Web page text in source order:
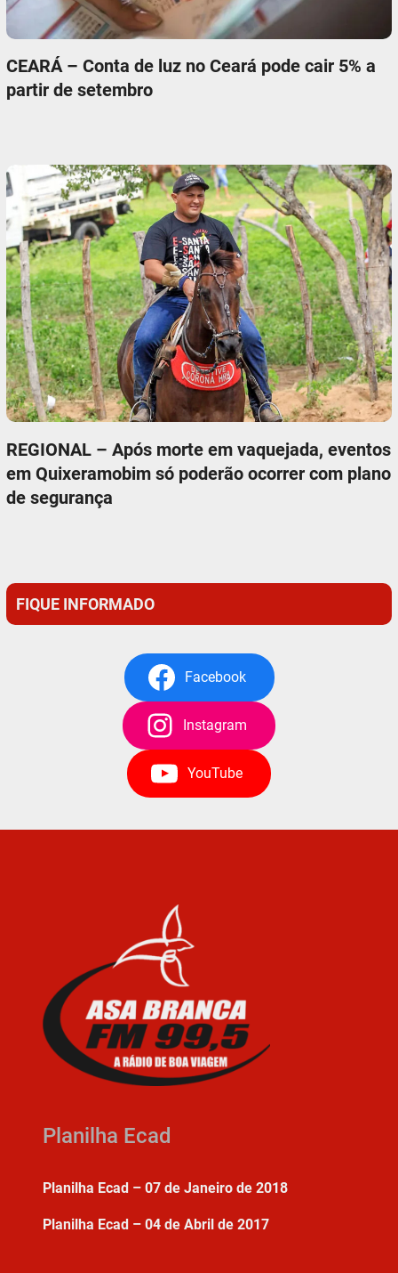
CEARÁ – Conta de luz no Ceará pode cair 5% a
partir de setembro
REGIONAL – Após morte em vaquejada, eventos
em Quixeramobim só poderão ocorrer com plano
de segurança
FIQUE INFORMADO
Facebook
Instagram
YouTube
Planilha Ecad
Planilha Ecad – 07 de Janeiro de 2018
Planilha Ecad – 04 de Abril de 2017